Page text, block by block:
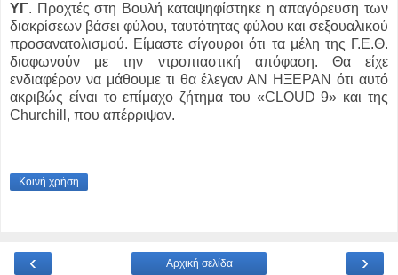
ΥΓ. Προχτές στη Βουλή καταψηφίστηκε η απαγόρευση των
διακρίσεων βάσει φύλου, ταυτότητας φύλου και σεξουαλικού
προσανατολισμού. Είμαστε σίγουροι ότι τα μέλη της Γ.Ε.Θ.
διαφωνούν με την ντροπιαστική απόφαση. Θα είχε
ενδιαφέρον να μάθουμε τι θα έλεγαν ΑΝ ΗΞΕΡΑΝ ότι αυτό
ακριβώς είναι το επίμαχο ζήτημα του «CLOUD 9» και της
Churchill, που απέρριψαν.
Κοινή χρήση
‹ ›
Αρχική σελίδα